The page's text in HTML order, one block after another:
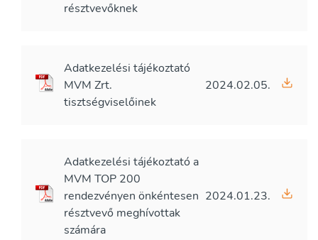
résztvevőknek
Adatkezelési tájékoztató
MVM Zrt.
tisztségviselőinek
2024.02.05.
Adatkezelési tájékoztató a
MVM TOP 200
rendezvényen önkéntesen
résztvevő meghívottak
számára
2024.01.23.